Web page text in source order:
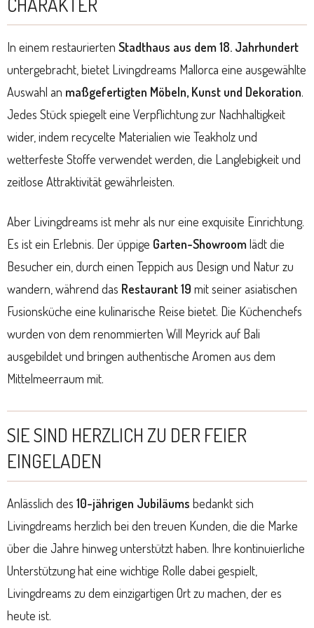
In einem restaurierten Stadthaus aus dem 18. Jahrhundert
untergebracht, bietet Livingdreams Mallorca eine ausgewählte
Auswahl an maßgefertigten Möbeln, Kunst und Dekoration.
Jedes Stück spiegelt eine Verpflichtung zur Nachhaltigkeit
wider, indem recycelte Materialien wie Teakholz und
wetterfeste Stoffe verwendet werden, die Langlebigkeit und
zeitlose Attraktivität gewährleisten.
Aber Livingdreams ist mehr als nur eine exquisite Einrichtung.
Es ist ein Erlebnis. Der üppige Garten-Showroomlädt die
Besucher ein, durch einen Teppich aus Design und Natur zu
wandern, während das Restaurant 19 mit seiner asiatischen
Fusionsküche eine kulinarische Reise bietet. Die Küchenchefs
wurden von dem renommierten Will Meyrick auf Bali
ausgebildet und bringen authentische Aromen aus dem
Mittelmeerraum mit.
SIE SIND HERZLICH ZU DER FEIER
EINGELADEN
Anlässlich des 10-jährigen Jubiläums bedankt sich
Livingdreams herzlich bei den treuen Kunden, die die Marke
über die Jahre hinweg unterstützt haben. Ihre kontinuierliche
Unterstützung hat eine wichtige Rolle dabei gespielt,
Livingdreams zu dem einzigartigen Ort zu machen, der es
heute ist.